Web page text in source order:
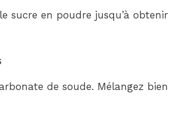
sucre en poudre jusqu’à obtenir
de soude. Mélangez bien